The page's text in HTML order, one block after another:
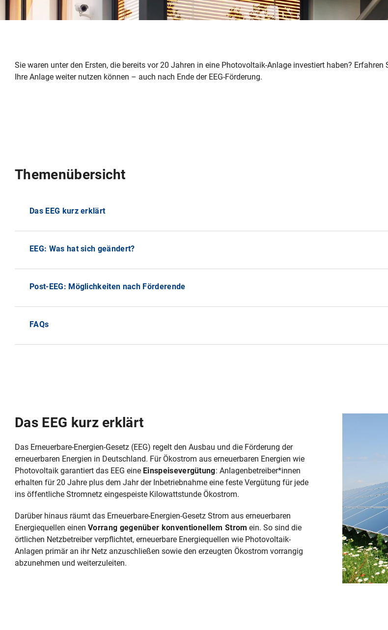
Sie waren unter den Ersten, die bereits vor 20 Jahren in eine Photovoltaik-Anlage investiert haben? Erfahren
Ihre Anlage weiter nutzen können – auch nach Ende der EEG-Förderung.
Themenübersicht
Das EEG kurz erklärt
EEG: Was hat sich geändert?
Post-EEG: Möglichkeiten nach Förderende
FAQs
Das EEG kurz erklärt
Das Erneuerbare-Energien-Gesetz (EEG) regelt den Ausbau und die Förderung der
erneuerbaren Energien in Deutschland. Für Ökostrom aus erneuerbaren Energien wie
Photovoltaik garantiert das EEG eine Einspeisevergütung: Anlagenbetreiber*innen
erhalten für 20 Jahre plus dem Jahr der Inbetriebnahme eine feste Vergütung für jede
ins öffentliche Stromnetz eingespeiste Kilowattstunde Ökostrom.
Darüber hinaus räumt das Erneuerbare-Energien-Gesetz Strom aus erneuerbaren
Energiequellen einen Vorrang gegenüber konventionellem Strom ein. So sind die
örtlichen Netzbetreiber verpflichtet, erneuerbare Energiequellen wie Photovoltaik-
Anlagen primär an ihr Netz anzuschließen sowie den erzeugten Ökostrom vorrangig
abzunehmen und weiterzuleiten.